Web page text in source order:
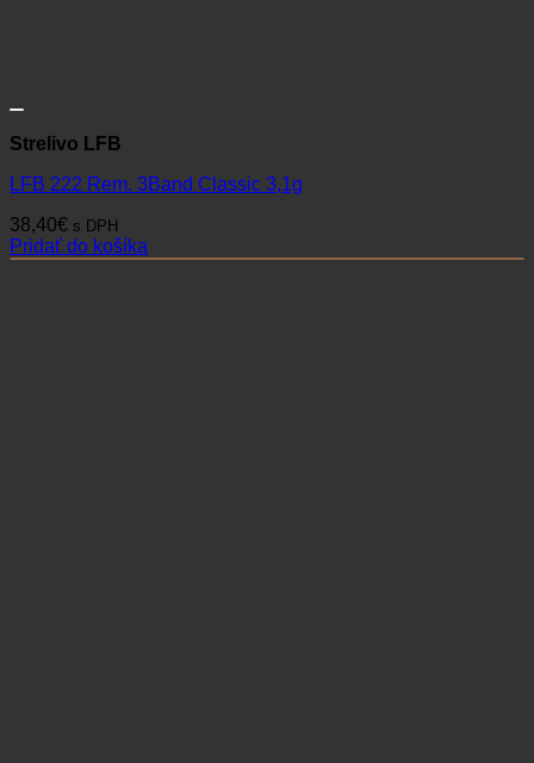
Strelivo LFB
LFB 222 Rem. 3Band Classic 3,1g
38,40€ s DPH
Pridať do košíka